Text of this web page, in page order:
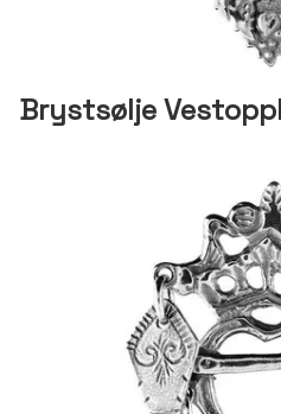
Brystsølje